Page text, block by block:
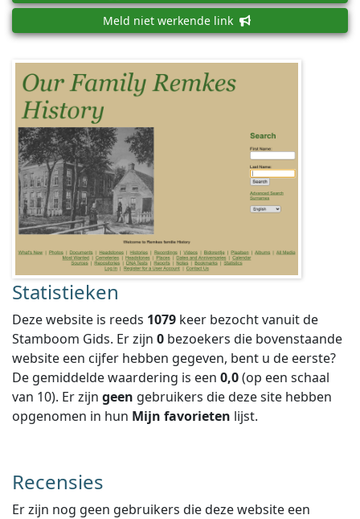
Meld niet werkende link
Statistieken
Deze website is reeds 1079 keer bezocht vanuit de
Stamboom Gids. Er zijn 0 bezoekers die bovenstaande
website een cijfer hebben gegeven, bent u de eerste?
De gemiddelde waardering is een 0,0(op een schaal
van 10). Er zijn geen gebruikers die deze site hebben
opgenomen in hun Mijn favorieten lijst.
Recensies
Er zijn nog geen gebruikers die deze website een